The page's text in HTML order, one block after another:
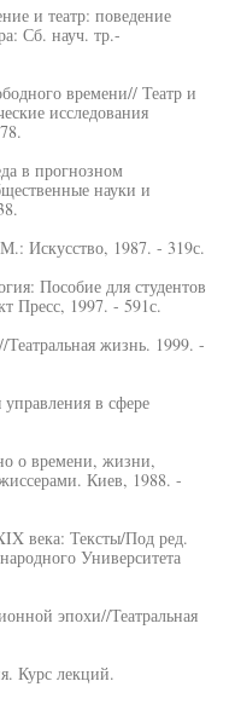
и театр: поведение
Сб. науч. тр.-
времени// Театр и
исследования
в прогнозном
науки и
Искусство, 1987. - 319с.
Пособие для студентов
Пресс, 1997. - 591с.
жизнь. 1999. -
в сфере
о времени, жизни,
Киев, 1988. -
века: Тексты/Под ред.
Университета
эпохи//Театральная
Курс лекций.